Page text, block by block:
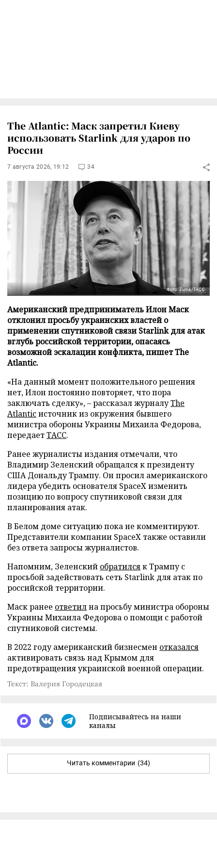
The Atlantic: Маск запретил Киеву
использовать Starlink для ударов по
России
7 августа 2026, 19:12 34
Фото: Zuma/ТАСС
Американский предприниматель Илон Маск
отклонил просьбу украинских властей о
применении спутниковой связи Starlink для атак
вглубь российской территории, опасаясь
возможной эскалации конфликта, пишет The
Atlantic.
«На данный момент положительного решения
нет, Илон постоянно повторяет, что пора
заключать сделку», – рассказал журналуThe
Atlanticисточник из окружения бывшего
министра обороны Украины Михаила Федорова,
передаетТАСС.
Ранее журналисты издания отмечали, что
Владимир Зеленский обращался к президенту
США Дональду Трампу. Он просил американского
лидера убедить основателя SpaceX изменить
позицию по вопросу спутниковой связи для
планирования атак.
В Белом доме ситуацию пока не комментируют.
Представители компании SpaceX также оставили
без ответа запросы журналистов.
Напомним, Зеленский обратилсяк Трампу с
просьбой задействовать сеть Starlink для атак по
российской территории.
Маск ранее ответилна просьбу министра обороны
Украины Михаила Федорова о помощи с работой
спутниковой системы.
В 2022 году американский бизнесмен отказался
активировать связь над Крымом для
предотвращения украинской военной операции.
Текст: Валерия Городецкая
Подписывайтесь на наши
каналы
Читать комментарии (34)